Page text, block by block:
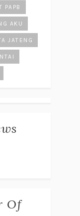
PAPB
AKU
JATENG
Of